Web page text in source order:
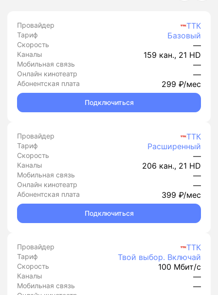
Провайдер ТТК
Тариф Базовый
Скорость —
Каналы 159 кан., 21 HD
Мобильная связь —
Онлайн кинотеатр —
Абонентская плата 299 ₽/мес
Подключиться
Провайдер ТТК
Тариф Расширенный
Скорость —
Каналы 206 кан., 21 HD
Мобильная связь —
Онлайн кинотеатр —
Абонентская плата 399 ₽/мес
Подключиться
Провайдер ТТК
Тариф Твой выбор. Включай
Скорость 100 Мбит/с
Каналы —
Мобильная связь —